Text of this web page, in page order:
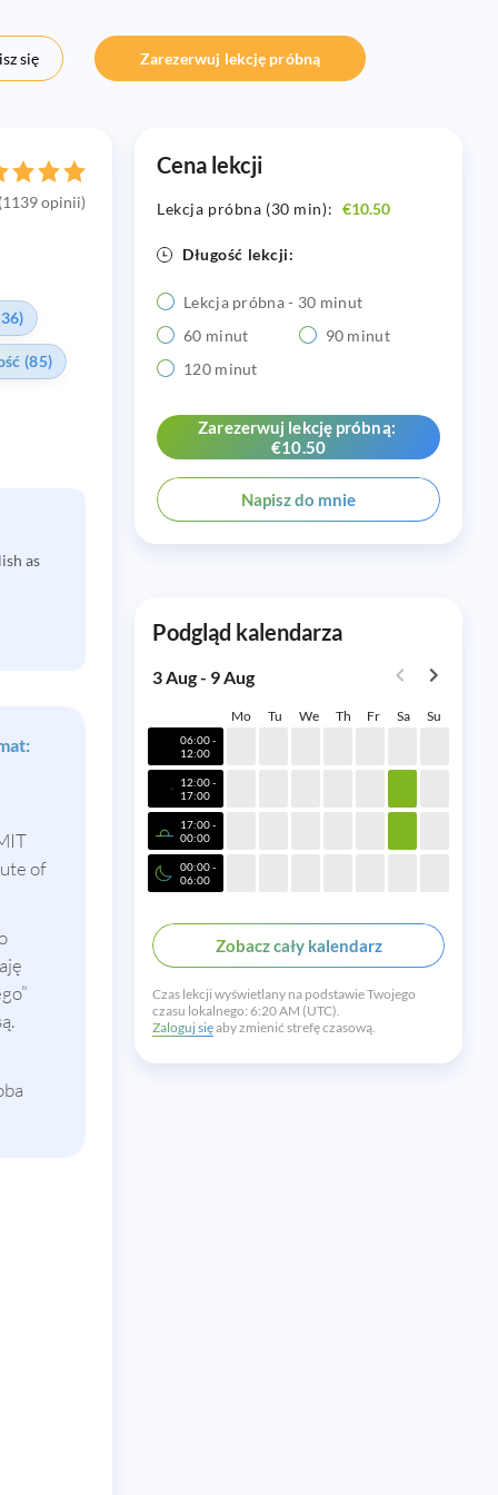
się Zarezerwuj lekcję próbną
opinii)
(85)
as
of
Cena lekcji
Lekcja próbna (30 min): €10.50
Długość lekcji:
Lekcja próbna - 30 minut
60 minut
90 minut
120 minut
Zarezerwuj lekcję próbną:
€10.50
Napisz do mnie
Podgląd kalendarza
3 Aug - 9 Aug
Mo Tu We Th Fr Sa Su
06:00 -
12:00
12:00 -
17:00
17:00 -
00:00
00:00 -
06:00
Zobacz cały kalendarz
Czas lekcji wyświetlany na podstawie Twojego
czasu lokalnego: 6:20 AM (UTC).
Zaloguj sięaby zmienić strefę czasową.